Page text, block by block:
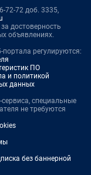
72-72 доб. 3335,
достоверность
объявлениях.
регулируются:
ПО
и политикой
данных
сервиса, специальные
не требуются
без баннерной